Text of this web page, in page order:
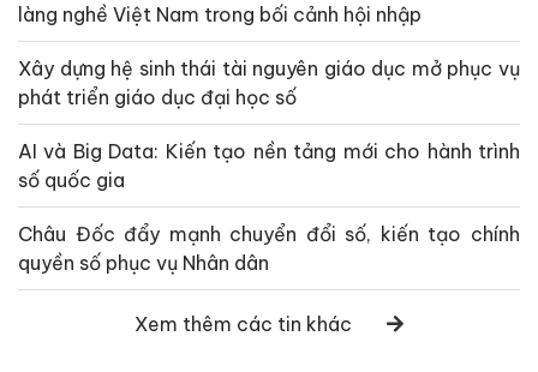
làng nghề Việt Nam trong bối cảnh hội nhập
Xây dựng hệ sinh thái tài nguyên giáo dục mở phục vụ
phát triển giáo dục đại học số
AI và Big Data: Kiến tạo nền tảng mới cho hành trình
số quốc gia
Châu Đốc đẩy mạnh chuyển đổi số, kiến tạo chính
quyền số phục vụ Nhân dân
Xem thêm các tin khác